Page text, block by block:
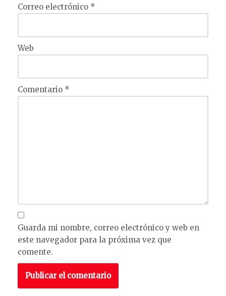
Correo electrónico *
Web
Comentario *
Guarda mi nombre, correo electrónico y web en
este navegador para la próxima vez que
comente.